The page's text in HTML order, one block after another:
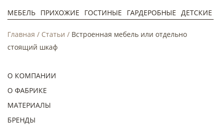
МЕБЕЛЬ ПРИХОЖИЕ ГОСТИНЫЕ ГАРДЕРОБНЫЕ ДЕТСКИЕ
Главная / Статьи / Встроенная мебель или отдельно
стоящий шкаф
О КОМПАНИИ
О ФАБРИКЕ
МАТЕРИАЛЫ
БРЕНДЫ